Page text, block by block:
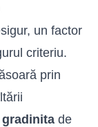
un factor
criteriu.
prin
de